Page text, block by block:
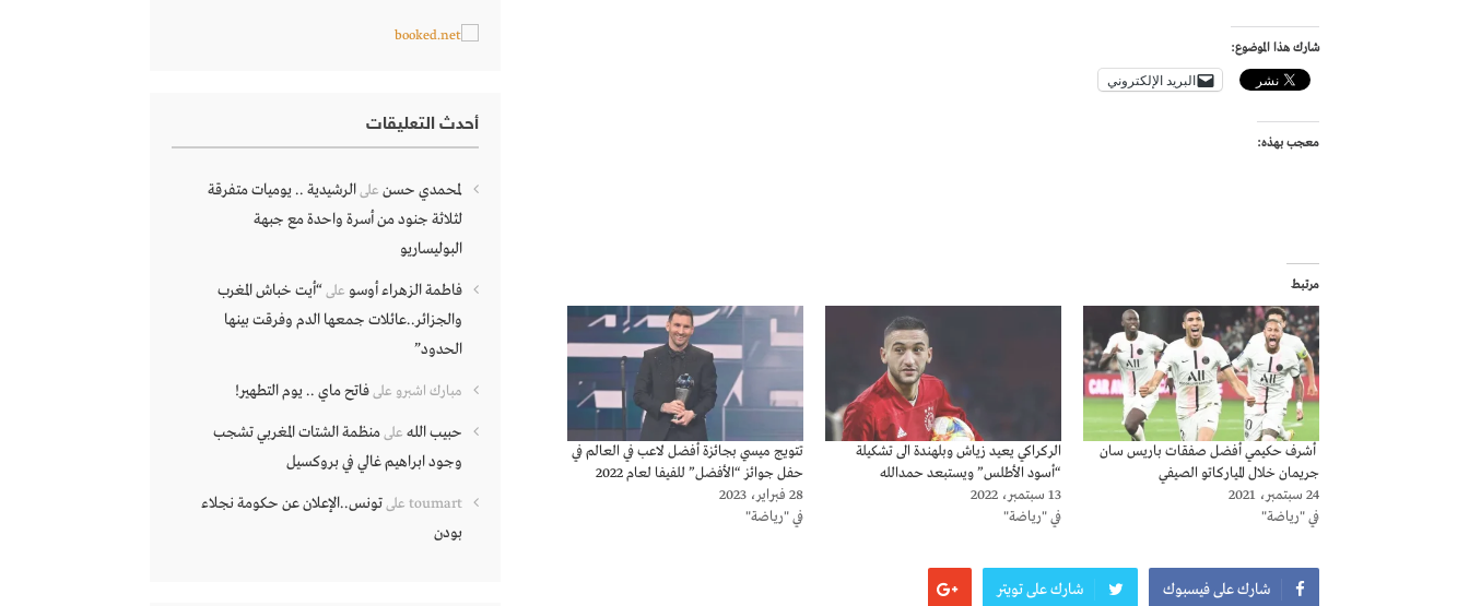
شارك هذا الموضوع:
البريد الإلكتروني
معجب بهذه:
مرتبط
أشرف حكيمي أفضل صفقات باريس سان
جريمان خلال المياركاتو الصيفي
24 سبتمبر، 2021
في "رياضة"
الركراكي يعيد زياش وبلهندة الى تشكيلة
“أسود الأطلس” ويستبعد حمدالله
13 سبتمبر، 2022
في "رياضة"
تتويج ميسي بجائزة أفضل لاعب في العالم في
حفل جوائز “الأفضل” للفيفا لعام 2022
28 فبراير، 2023
في "رياضة"
شارك على فيسبوك شارك على تويتر
أحدث التعليقات
لمحمدي حسن علىالرشيدية .. يوميات متفرقة
لثلاثة جنود من أسرة واحدة مع جبهة
البوليساريو
فاطمة الزهراء أوسو على“أيت خباش المغرب
والجزائر..عائلات جمعها الدم وفرقت بينها
الحدود”
مبارك اشبرو علىفاتح ماي .. يوم التطهير!
حبيب الله علىمنظمة الشتات المغربي تشجب
وجود ابراهيم غالي في بروكسيل
toumart علىتونس..الإعلان عن حكومة نجلاء
بودن